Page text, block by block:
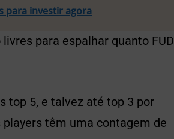
para investir agora
para espalhar quanto FUD
top 5, e talvez até top 3 por
têm uma contagem de